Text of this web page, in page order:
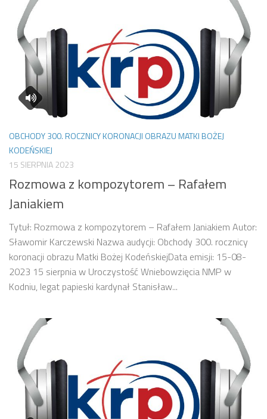
OBCHODY 300. ROCZNICY KORONACJI OBRAZU MATKI BOŻEJ
KODEŃSKIEJ
15 SIERPNIA 2023
Rozmowa z kompozytorem – Rafałem
Janiakiem
Tytuł: Rozmowa z kompozytorem – Rafałem Janiakiem Autor:
Sławomir Karczewski Nazwa audycji: Obchody 300. rocznicy
koronacji obrazu Matki Bożej KodeńskiejData emisji: 15-08-
2023 15 sierpnia w Uroczystość Wniebowzięcia NMP w
Kodniu, legat papieski kardynał Stanisław...